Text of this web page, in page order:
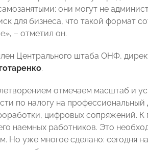
они могут не
для бизнеса, что такой формат
– отметил он.
Центрального штаба ОНФ,
.
отмечаем масштаб и
по налогу на
цифровых сопряжений. К
наемных работников. Это
Но уже многое сделано: сегодня